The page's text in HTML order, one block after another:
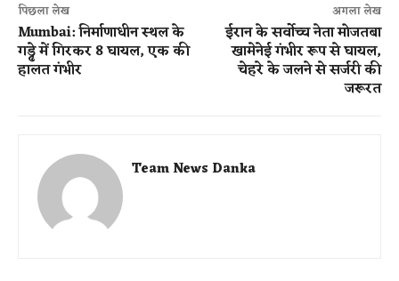
पिछला लेख
Mumbai: निर्माणाधीन स्थल के
गड्ढे में गिरकर 8 घायल, एक की
हालत गंभीर
अगला लेख
ईरान के सर्वोच्च नेता मोजतबा
खामेनेई गंभीर रूप से घायल,
चेहरे के जलने से सर्जरी की
जरूरत
Team News Danka